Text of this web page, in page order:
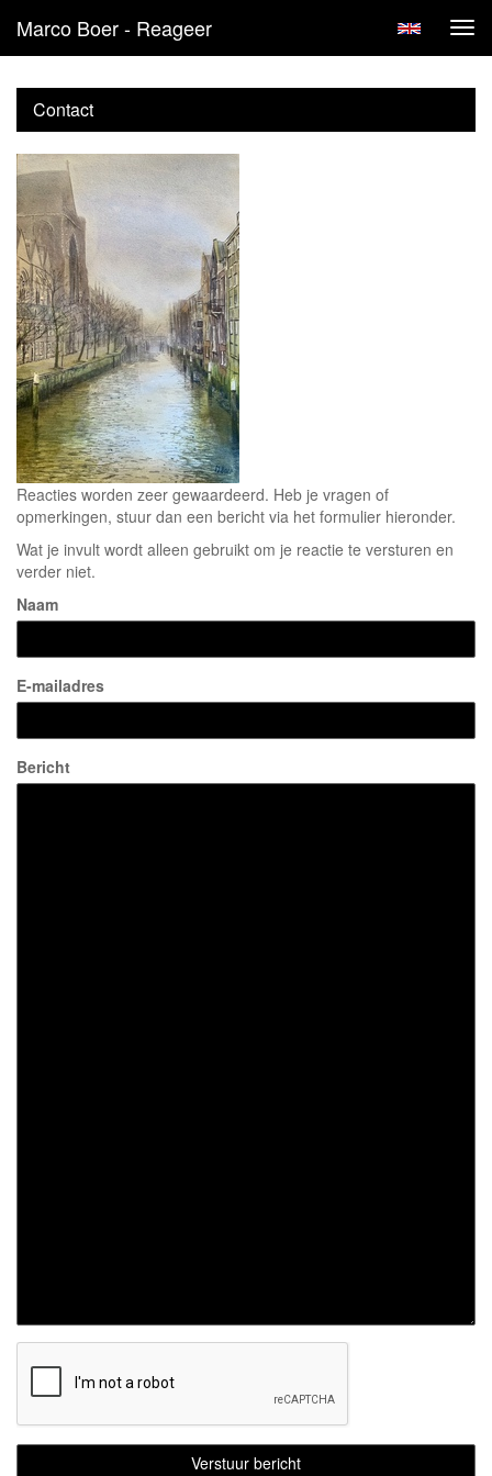
Marco Boer - Reageer
Contact
Reacties worden zeer gewaardeerd. Heb je vragen of
opmerkingen, stuur dan een bericht via het formulier hieronder.
Wat je invult wordt alleen gebruikt om je reactie te versturen en
verder niet.
Naam
E-mailadres
Bericht